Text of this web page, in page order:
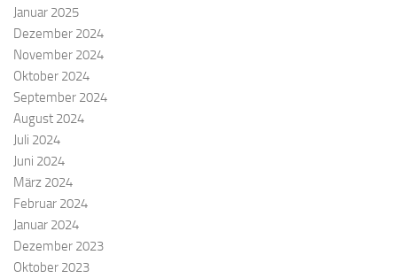
Januar 2025
Dezember 2024
November 2024
Oktober 2024
September 2024
August 2024
Juli 2024
Juni 2024
März 2024
Februar 2024
Januar 2024
Dezember 2023
Oktober 2023